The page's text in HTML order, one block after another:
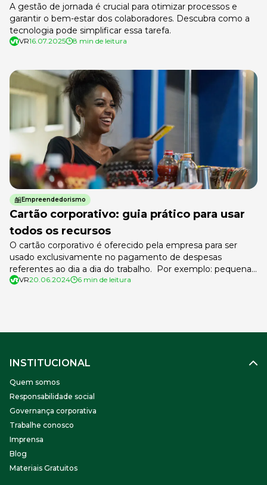
A gestão de jornada é crucial para otimizar processos e
garantir o bem-estar dos colaboradores. Descubra como a
tecnologia pode simplificar essa tarefa.
VR16.07.2025 8 min de leitura
Empreendedorismo
Cartão corporativo: guia prático para usar
todos os recursos
O cartão corporativo é oferecido pela empresa para ser
usado exclusivamente no pagamento de despesas
referentes ao dia a dia do trabalho. Por exemplo: pequenas
compras para o escritório, pagamento de almoço com um
VR20.06.2024 6 min de leitura
INSTITUCIONAL
Quem somos
Responsabilidade social
Governança corporativa
Trabalhe conosco
Imprensa
Blog
Materiais Gratuitos